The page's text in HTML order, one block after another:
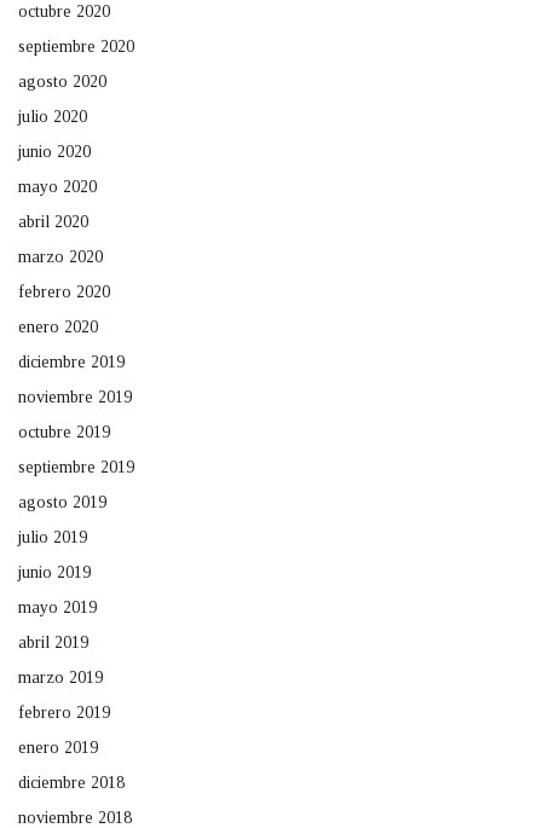
octubre 2020
septiembre 2020
agosto 2020
julio 2020
junio 2020
mayo 2020
abril 2020
marzo 2020
febrero 2020
enero 2020
diciembre 2019
noviembre 2019
octubre 2019
septiembre 2019
agosto 2019
julio 2019
junio 2019
mayo 2019
abril 2019
marzo 2019
febrero 2019
enero 2019
diciembre 2018
noviembre 2018